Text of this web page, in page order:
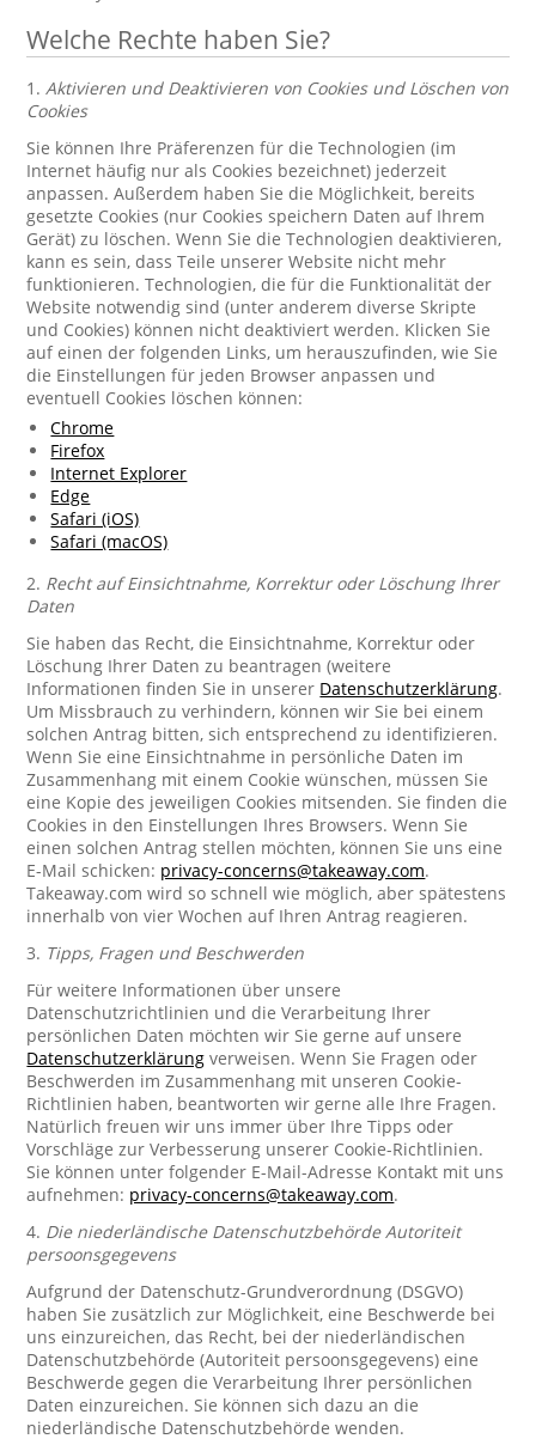
Welche Rechte haben Sie?
1.Aktivieren und Deaktivieren von Cookies und Löschen von
Cookies
Sie können Ihre Präferenzen für die Technologien (im
Internet häufig nur als Cookies bezeichnet) jederzeit
anpassen. Außerdem haben Sie die Möglichkeit, bereits
gesetzte Cookies (nur Cookies speichern Daten auf Ihrem
Gerät) zu löschen. Wenn Sie die Technologien deaktivieren,
kann es sein, dass Teile unserer Website nicht mehr
funktionieren. Technologien, die für die Funktionalität der
Website notwendig sind (unter anderem diverse Skripte
und Cookies) können nicht deaktiviert werden. Klicken Sie
auf einen der folgenden Links, um herauszufinden, wie Sie
die Einstellungen für jeden Browser anpassen und
eventuell Cookies löschen können:
Chrome
Firefox
Internet Explorer
Edge
Safari (iOS)
Safari (macOS)
2. Recht auf Einsichtnahme, Korrektur oder Löschung Ihrer
Daten
Sie haben das Recht, die Einsichtnahme, Korrektur oder
Löschung Ihrer Daten zu beantragen (weitere
Informationen finden Sie in unserer Datenschutzerklärung.
Um Missbrauch zu verhindern, können wir Sie bei einem
solchen Antrag bitten, sich entsprechend zu identifizieren.
Wenn Sie eine Einsichtnahme in persönliche Daten im
Zusammenhang mit einem Cookie wünschen, müssen Sie
eine Kopie des jeweiligen Cookies mitsenden. Sie finden die
Cookies in den Einstellungen Ihres Browsers. Wenn Sie
einen solchen Antrag stellen möchten, können Sie uns eine
E-Mail schicken: privacy-concerns@takeaway.com.
Takeaway.com wird so schnell wie möglich, aber spätestens
innerhalb von vier Wochen auf Ihren Antrag reagieren.
3. Tipps, Fragen und Beschwerden
Für weitere Informationen über unsere
Datenschutzrichtlinien und die Verarbeitung Ihrer
persönlichen Daten möchten wir Sie gerne auf unsere
Datenschutzerklärung verweisen. Wenn Sie Fragen oder
Beschwerden im Zusammenhang mit unseren Cookie-
Richtlinien haben, beantworten wir gerne alle Ihre Fragen.
Natürlich freuen wir uns immer über Ihre Tipps oder
Vorschläge zur Verbesserung unserer Cookie-Richtlinien.
Sie können unter folgender E-Mail-Adresse Kontakt mit uns
aufnehmen: privacy-concerns@takeaway.com.
4. Die niederländische Datenschutzbehörde Autoriteit
persoonsgegevens
Aufgrund der Datenschutz-Grundverordnung (DSGVO)
haben Sie zusätzlich zur Möglichkeit, eine Beschwerde bei
uns einzureichen, das Recht, bei der niederländischen
Datenschutzbehörde (Autoriteit persoonsgegevens) eine
Beschwerde gegen die Verarbeitung Ihrer persönlichen
Daten einzureichen. Sie können sich dazu an die
niederländische Datenschutzbehörde wenden.